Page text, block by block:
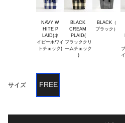
NAVY W
HITE P
LAID(ネ
イビーホワイ
BLACK
CREAM
PLAID(
ブラッククリ
ームチェック
)
BLACK（
サイズ FREE